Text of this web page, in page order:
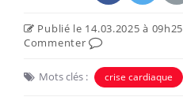
Publié le 14.03.2025 à 09h25
Commenter
Mots clés : crise cardiaque